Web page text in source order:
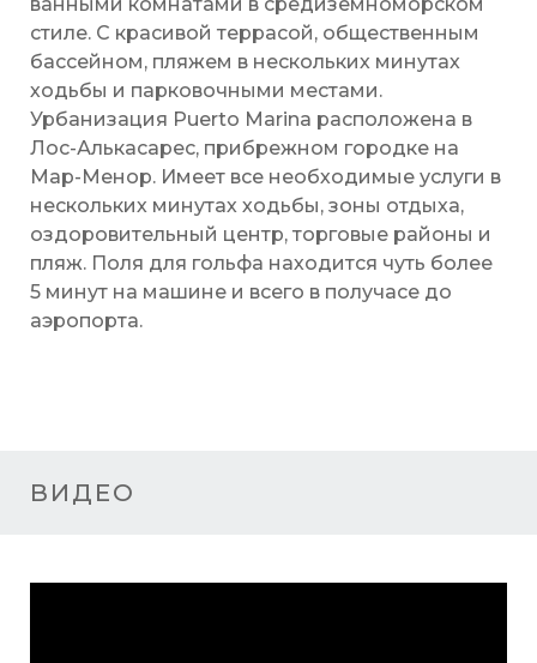
стиле. С красивой террасой, общественным
бассейном, пляжем в нескольких минутах
ходьбы и парковочными местами.
Урбанизация Puerto Marina расположена в
Лос-Алькасарес, прибрежном городке на
Мар-Менор. Имеет все необходимые услуги в
нескольких минутах ходьбы, зоны отдыха,
оздоровительный центр, торговые районы и
пляж. Поля для гольфа находится чуть более
5 минут на машине и всего в получасе до
аэропорта.
ВИДЕО